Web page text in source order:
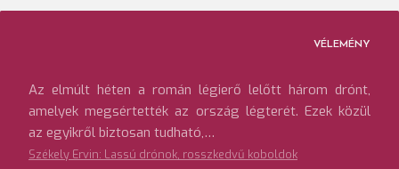
VÉLEMÉNY
Az elmúlt héten a román légierő lelőtt három drónt,
amelyek megsértették az ország légterét. Ezek közül
az egyikről biztosan tudható,…
Székely Ervin: Lassú drónok, rosszkedvű koboldok